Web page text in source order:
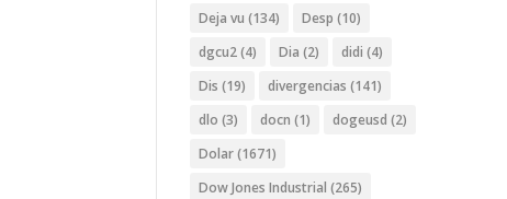
Deja vu (134) Desp (10)
dgcu2(4) Dia (2) didi (4)
Dis (19) divergencias (141)
dlo (3) docn (1) dogeusd (2)
Dolar(1671)
Dow Jones Industrial (265)